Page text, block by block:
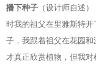
播下种子 （设计师自述
时我的祖父在里雅斯特
子，我跟着祖父在花园
才真正欣赏植物，但我对